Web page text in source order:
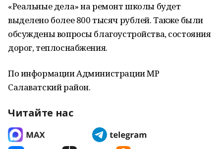
«Реальные дела» на ремонт школы будет
выделено более 800 тысяч рублей. Также были
обсуждены вопросы благоустройства, состояния
дорог, теплоснабжения.
По информации Администрации МР
Салаватский район.
Читайте нас